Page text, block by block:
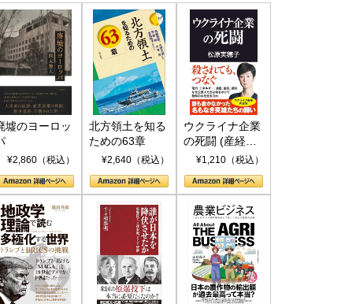
墟のヨーロッ
¥2,860（税込）
北方領土を知る
ための63章
¥2,640（税込）
ウクライナ企業
の死闘 (産経セ
レクト S 039)
¥1,210（税込）